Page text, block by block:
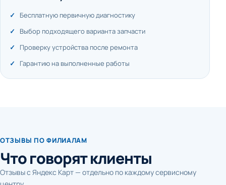
Бесплатную первичную диагностику
Выбор подходящего варианта запчасти
Проверку устройства после ремонта
Гарантию на выполненные работы
ОТЗЫВЫ ПО ФИЛИАЛАМ
Что говорят клиенты
Отзывы с Яндекс Карт — отдельно по каждому сервисному